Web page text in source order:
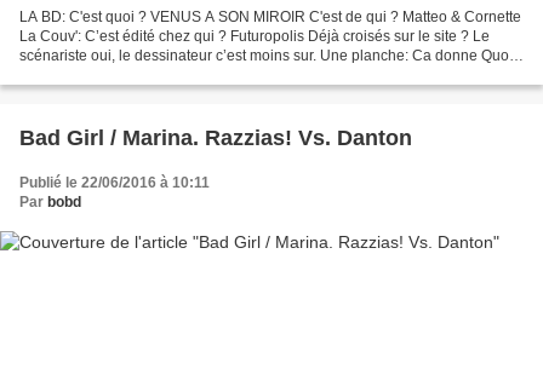
LA BD: C'est quoi ? VENUS A SON MIROIR C'est de qui ? Matteo & Cornette
La Couv': C’est édité chez qui ? Futuropolis Déjà croisés sur le site ? Le
scénariste oui, le dessinateur c’est moins sur. Une planche: Ca donne Quoi
Bad Girl / Marina. Razzias! Vs. Danton
Publié le 22/06/2016 à 10:11
Par bobd